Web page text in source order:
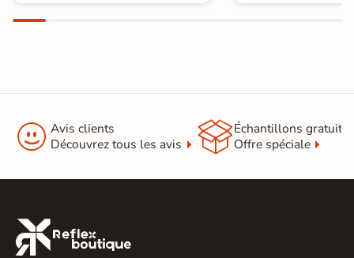
 Avis clients
Découvrez tous les avis
Échantillons gratuit
Offre spéciale
